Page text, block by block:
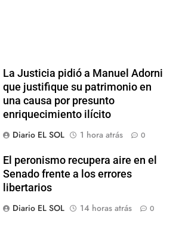
La Justicia pidió a Manuel Adorni
que justifique su patrimonio en
una causa por presunto
enriquecimiento ilícito
Diario EL SOL
1 hora atrás 0
El peronismo recupera aire en el
Senado frente a los errores
libertarios
Diario EL SOL
14 horas atrás 0